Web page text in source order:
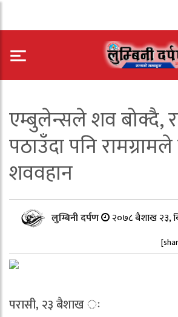
एम्बुलेन्सले शव बोक्दै,
पठाउँदा पनि
शववहान
लुम्बिनी दर्पण २०७८ बैशाख २३,
परासी, २३ बैशाख ः